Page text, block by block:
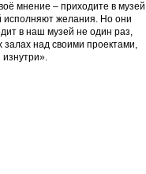
мнение – приходите в музей
исполняют желания. Но они
в наш музей не один раз,
над своими проектами,